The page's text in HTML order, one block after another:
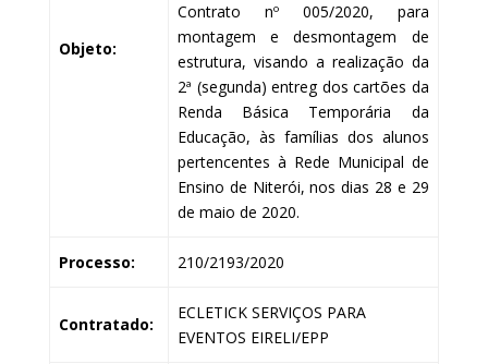
Objeto:
Contrato nº 005/2020, para
montagem e desmontagem de
estrutura, visando a realização da
2ª (segunda) entreg dos cartões da
Renda Básica Temporária da
Educação, às famílias dos alunos
pertencentes à Rede Municipal de
Ensino de Niterói, nos dias 28 e 29
de maio de 2020.
Processo: 210/2193/2020
Contratado:
ECLETICK SERVIÇOS PARA
EVENTOS EIRELI/EPP